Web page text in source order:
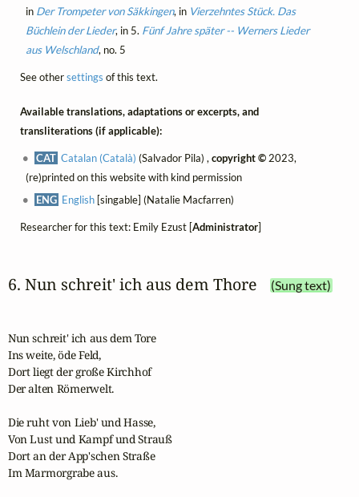
in Der Trompeter von Säkkingen, in Vierzehntes Stück. Das
Büchlein der Lieder, in 5. Fünf Jahre später -- Werners Lieder
aus Welschland, no. 5
See othersettings of this text.
Available translations, adaptations or excerpts, and
transliterations (if applicable):
CAT Catalan (Català) (Salvador Pila) ,copyright © 2023,
(re)printed on this website with kind permission
ENG English [singable] (Natalie Macfarren)
Researcher for this text: Emily Ezust [Administrator]
6. Nun schreit' ich aus dem Thore (Sung text)
Nun schreit' ich aus dem Tore
Ins weite, öde Feld,
Dort liegt der große Kirchhof
Der alten Römerwelt.
Die ruht von Lieb' und Hasse,
Von Lust und Kampf und Strauß
Dort an der App'schen Straße
Im Marmorgrabe aus.